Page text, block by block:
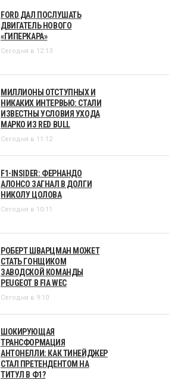
FORD ДАЛ ПОСЛУШАТЬ
ДВИГАТЕЛЬ НОВОГО
«ГИПЕРКАРА»
Сегодня в 12:13
МИЛЛИОНЫ ОТСТУПНЫХ И
НИКАКИХ ИНТЕРВЬЮ: СТАЛИ
ИЗВЕСТНЫ УСЛОВИЯ УХОДА
МАРКО ИЗ RED BULL
Сегодня в 11:12
F1-INSIDER: ФЕРНАНДО
АЛОНСО ЗАГНАЛ В ДОЛГИ
НИКОЛУ ЦОЛОВА
Сегодня в 10:11
РОБЕРТ ШВАРЦМАН МОЖЕТ
СТАТЬ ГОНЩИКОМ
ЗАВОДСКОЙ КОМАНДЫ
PEUGEOT В FIA WEC
Сегодня в 9:10
ШОКИРУЮЩАЯ
ТРАНСФОРМАЦИЯ
АНТОНЕЛЛИ: КАК ТИНЕЙДЖЕР
СТАЛ ПРЕТЕНДЕНТОМ НА
ТИТУЛ В Ф1?